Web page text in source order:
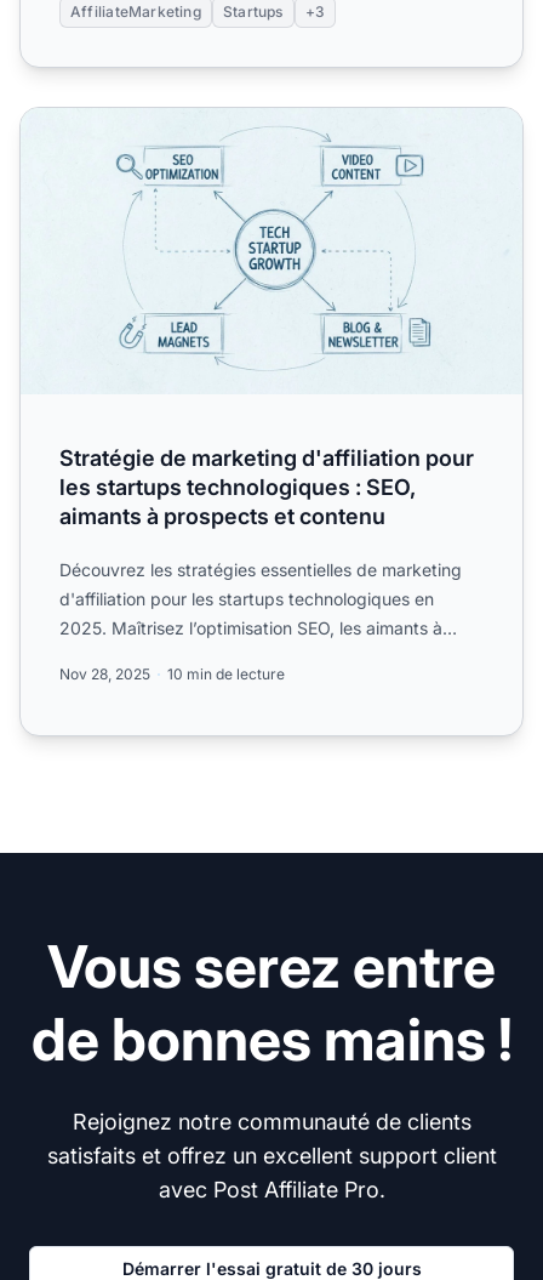
AffiliateMarketing Startups +3
Stratégie de marketing d'affiliation pour les startups
Stratégie de marketing d'affiliation pour
les startups technologiques : SEO,
aimants à prospects et contenu
Découvrez les stratégies essentielles de marketing
d'affiliation pour les startups technologiques en
2025. Maîtrisez l’optimisation SEO, les aimants à
Nov 28, 2025 10 min de lecture
Vous serez entre
de bonnes mains !
Rejoignez notre communauté de clients
satisfaits et offrez un excellent support client
avec Post Affiliate Pro.
Démarrer l'essai gratuit de 30 jours